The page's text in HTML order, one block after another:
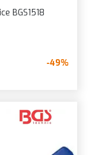
BGS1518
-49%